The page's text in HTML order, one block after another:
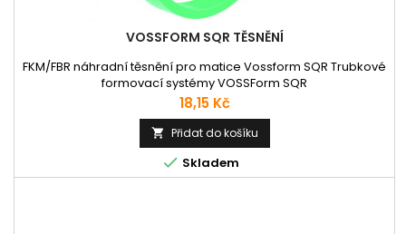
VOSSFORM SQR TĚSNĚNÍ
FKM/FBR náhradní těsnění pro matice Vossform SQR Trubkové
formovací systémy VOSSForm SQR
Cena
18,15 Kč
 Přidat do košíku
 Skladem